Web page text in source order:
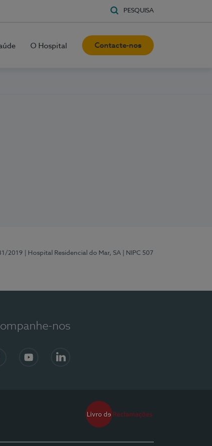
PESQUISA
O Hospital Contacte-nos
2019 | Hospital Residencial do Mar, SA
| NIPC 507
nos